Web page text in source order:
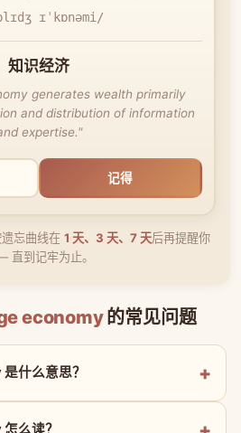
ɪˈkɒnəmi/
知识经济
generates wealth primarily
and distribution of information
expertise."
记得
忘曲线在 1 天、3 天、7 天后再提醒你
到记牢为止。
economy的常见问题
什么意思？
么读？